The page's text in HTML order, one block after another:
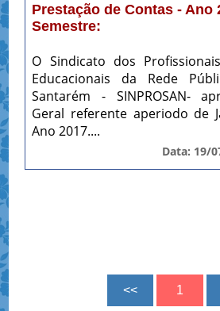
Prestação de Contas - Ano
Semestre:
O Sindicato dos
Educacionais da Rede
Santarém - SINPROSAN-
Geral referente aperiodo de
Ano 2017....
Data: 19/